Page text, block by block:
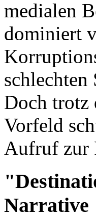
medialen
dominiert
schlechten
Doch trotz
Vorfeld
Aufruf zur
Narrative